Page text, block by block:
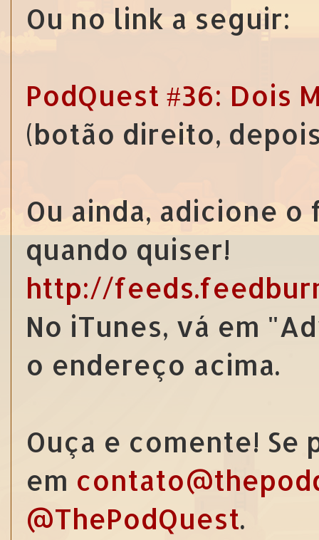
Ou no link a seguir:
PodQuest #36: Dois
(botão direito,
Ou ainda, adicione
quando quiser!
http://
No iTunes, vá em
o endereço acima.
Ouça e comente!
em
@ThePodQuest.